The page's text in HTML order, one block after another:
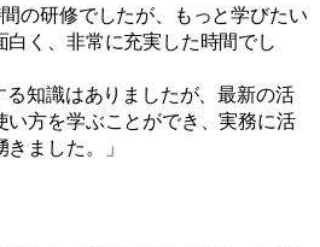
間の研修でしたが、もっと学びたい
白く、非常に充実した時間でし
る知識はありましたが、最新の活
い方を学ぶことができ、実務に活
ました。」